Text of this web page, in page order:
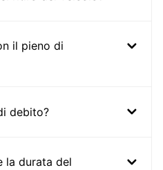
il pieno di
debito?
la durata del